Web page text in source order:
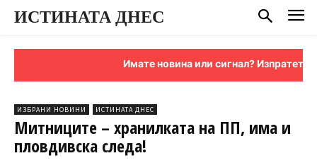
ИСТИНАТА ДНЕС
Имате новина или сигнал? Изпратете ни я
ИЗБРАНИ НОВИНИ ИСТИНАТА ДНЕС
Митниците – хранилката на ПП, има и
пловдивска следа!